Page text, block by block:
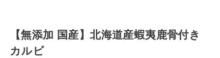
【無添加 国産】北海道産蝦夷鹿骨付き
カルビ